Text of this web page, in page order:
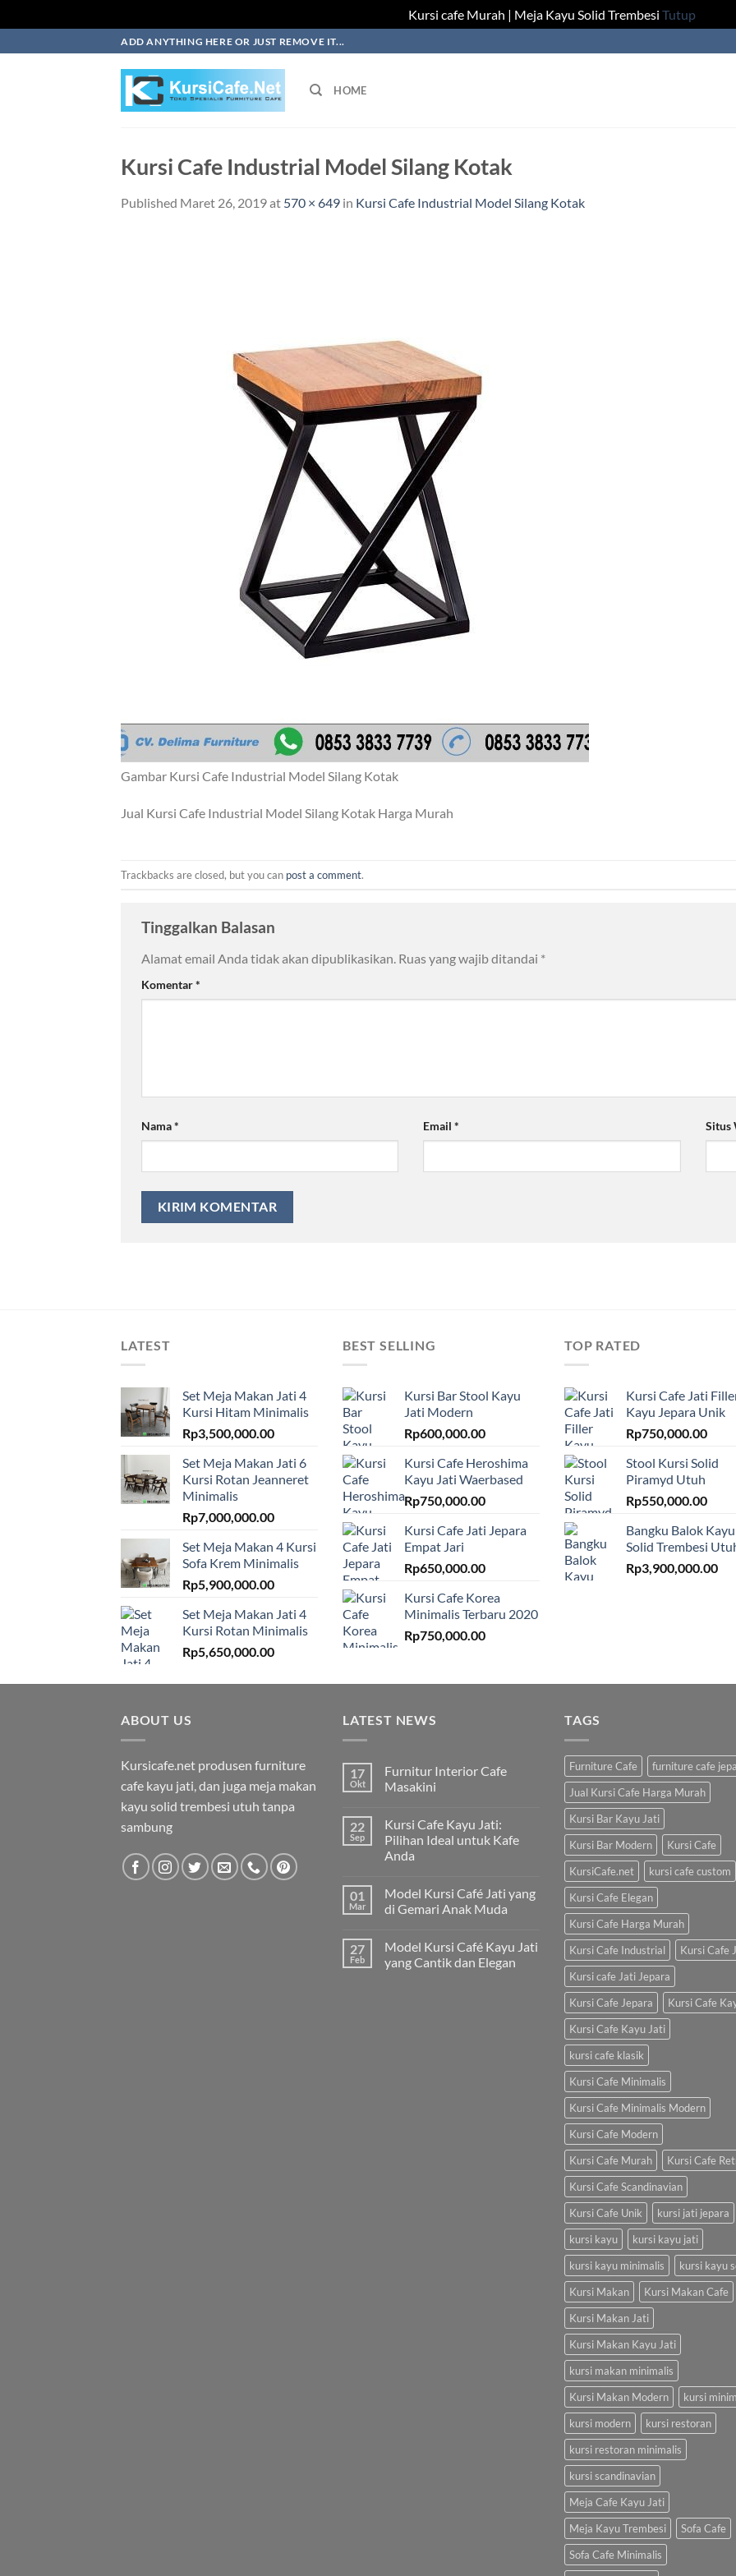
Kursi cafe Murah | Meja Kayu Solid Trembesi Tutup
to
ADD ANYTHING HERE OR JUST REMOVE IT...
HOME
Kursi Cafe Industrial Model Silang Kotak
Published Maret 26, 2019at 570 × 649 in Kursi Cafe Industrial Model Silang Kotak
Gambar Kursi Cafe Industrial Model Silang Kotak
Jual Kursi Cafe Industrial Model Silang Kotak Harga Murah
Trackbacks are closed, but you can post a comment.
Tinggalkan Balasan
Alamat email Anda tidak akan dipublikasikan. Ruas yang wajib ditandai *
Komentar*
Nama* Email* Situs
LATEST
Set Meja Makan Jati 4
Kursi Hitam Minimalis
Rp3,500,000.00
Set Meja Makan Jati 6
Kursi Rotan Jeanneret
Minimalis
Rp7,000,000.00
Set Meja Makan 4 Kursi
Sofa Krem Minimalis
Rp5,900,000.00
Set Meja Makan Jati 4
Kursi Rotan Minimalis
Rp5,650,000.00
BEST SELLING
Kursi Bar Stool Kayu
Jati Modern
Rp600,000.00
Kursi Cafe Heroshima
Kayu Jati Waerbased
Rp750,000.00
Kursi Cafe Jati Jepara
Empat Jari
Rp650,000.00
Kursi Cafe Korea
Minimalis Terbaru 2020
Rp750,000.00
TOP RATED
Kursi Cafe Jati
Kayu Jepara Unik
Rp750,000.00
Stool Kursi Solid
Piramyd Utuh
Rp550,000.00
Bangku Balok Kayu
Solid Trembesi
Rp3,900,000.00
ABOUT US
Kursicafe.net produsen furniture
cafe kayu jati, dan juga meja makan
kayu solid trembesi utuh tanpa
sambung
LATEST NEWS
17
Okt
Furnitur Interior Cafe
Masakini
22
Sep
Kursi Cafe Kayu Jati:
Pilihan Ideal untuk Kafe
Anda
01
Mar
Model Kursi Café Jati yang
di Gemari Anak Muda
27
Feb
Model Kursi Café Kayu Jati
yang Cantik dan Elegan
TAGS
Furniture Cafe
furniture cafe
Jual Kursi Cafe Harga Murah
Kursi Bar Kayu Jati
Kursi Bar Modern
Kursi Cafe
KursiCafe.net
kursi cafe custom
Kursi Cafe Elegan
Kursi Cafe Harga Murah
Kursi Cafe Industrial
Kursi Cafe
Kursi cafe Jati Jepara
Kursi Cafe Jepara
Kursi Cafe
Kursi Cafe Kayu Jati
kursi cafe klasik
Kursi Cafe Minimalis
Kursi Cafe Minimalis Modern
Kursi Cafe Modern
Kursi Cafe Murah
Kursi Cafe
Kursi Cafe Scandinavian
Kursi Cafe Unik
kursi jati jepara
kursi kayu
kursi kayu jati
kursi kayu minimalis
kursi kayu
Kursi Makan
Kursi Makan Cafe
Kursi Makan Jati
Kursi Makan Kayu Jati
kursi makan minimalis
Kursi Makan Modern
kursi
kursi modern
kursi restoran
kursi restoran minimalis
kursi scandinavian
Meja Cafe Kayu Jati
Meja Kayu Trembesi
Sofa Cafe
Sofa Cafe Minimalis